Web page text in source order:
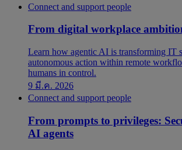
Connect and support people
From digital workplace
Learn how agentic AI is transforming IT
autonomous action within remote
humans in control.
9 มี.ค. 2026
Connect and support people
From prompts to privileges:
AI agents